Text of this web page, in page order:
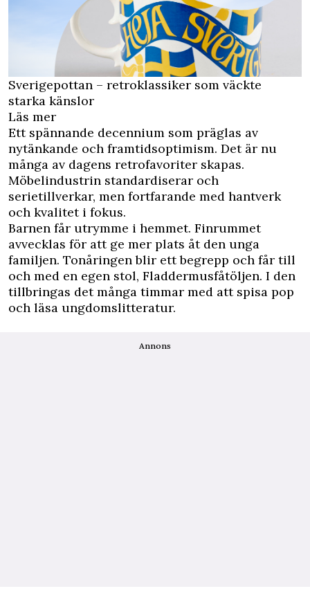
Sverigepottan – retroklassiker som väckte
starka känslor
Läs mer
Ett spännande decennium som präglas av
nytänkande och framtidsoptimism. Det är nu
många av dagens retrofavoriter skapas.
Möbelindustrin standardiserar och
serietillverkar, men fortfarande med hantverk
och kvalitet i fokus.
Barnen får utrymme i hemmet. Finrummet
avvecklas för att ge mer plats åt den unga
familjen. Tonåringen blir ett begrepp och får till
och med en egen stol, Fladdermusfåtöljen. I den
tillbringas det många timmar med att spisa pop
och läsa ungdomslitteratur.
Annons